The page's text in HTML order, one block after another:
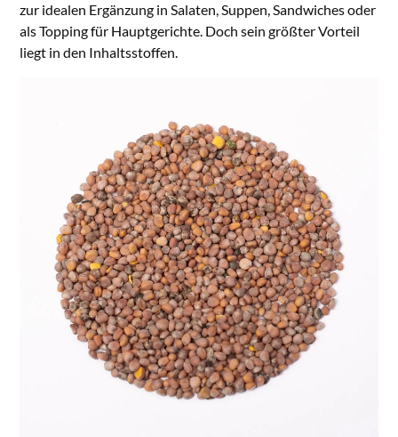
zur idealen Ergänzung in Salaten, Suppen, Sandwiches oder
als Topping für Hauptgerichte. Doch sein größter Vorteil
liegt in den Inhaltsstoffen.